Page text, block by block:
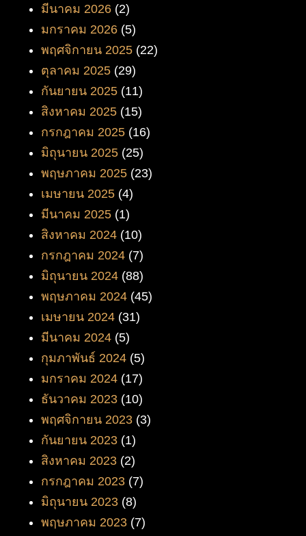
มีนาคม 2026 (2)
มกราคม 2026 (5)
พฤศจิกายน 2025 (22)
ตุลาคม 2025 (29)
กันยายน 2025 (11)
สิงหาคม 2025 (15)
กรกฎาคม 2025 (16)
มิถุนายน 2025 (25)
พฤษภาคม 2025 (23)
เมษายน 2025 (4)
มีนาคม 2025 (1)
สิงหาคม 2024 (10)
กรกฎาคม 2024 (7)
มิถุนายน 2024 (88)
พฤษภาคม 2024 (45)
เมษายน 2024 (31)
มีนาคม 2024 (5)
กุมภาพันธ์ 2024 (5)
มกราคม 2024 (17)
ธันวาคม 2023 (10)
พฤศจิกายน 2023 (3)
กันยายน 2023 (1)
สิงหาคม 2023 (2)
กรกฎาคม 2023 (7)
มิถุนายน 2023 (8)
พฤษภาคม 2023 (7)